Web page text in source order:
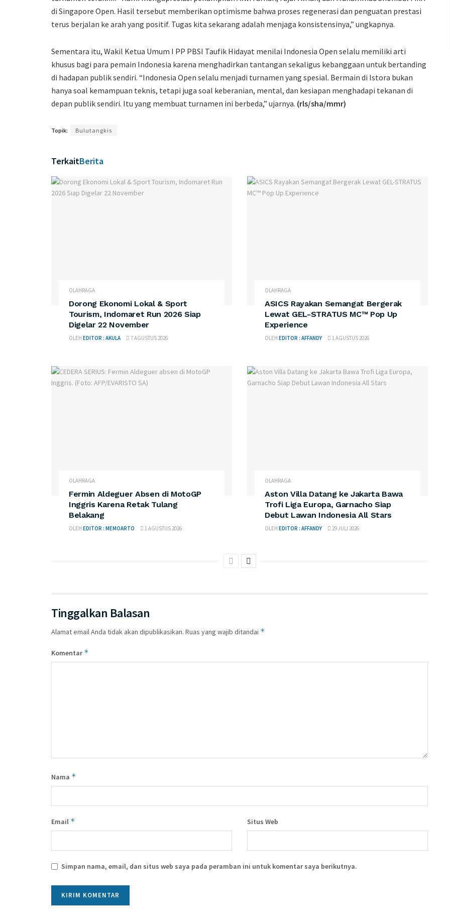
di Singapore Open. Hasil tersebut memberikan optimisme bahwa proses regenerasi dan penguatan prestasi
terus berjalan ke arah yang positif. Tugas kita sekarang adalah menjaga konsistensinya,” ungkapnya.
Sementara itu, Wakil Ketua Umum I PP PBSI Taufik Hidayat menilai Indonesia Open selalu memiliki arti
khusus bagi para pemain Indonesia karena menghadirkan tantangan sekaligus kebanggaan untuk bertanding
di hadapan publik sendiri. “Indonesia Open selalu menjadi turnamen yang spesial. Bermain di Istora bukan
hanya soal kemampuan teknis, tetapi juga soal keberanian, mental, dan kesiapan menghadapi tekanan di
depan publik sendiri. Itu yang membuat turnamen ini berbeda,” ujarnya. (rls/sha/mmr)
Topik: Bulutangkis
TerkaitBerita
OLAHRAGA
Dorong Ekonomi Lokal & Sport
Tourism, Indomaret Run 2026 Siap
Digelar 22 November
OLEH EDITOR : AKULA 7 AGUSTUS 2026
OLAHRAGA
ASICS Rayakan Semangat Bergerak
Lewat GEL-STRATUS MC™ Pop Up
Experience
OLEH EDITOR : AFFANDY 1 AGUSTUS 2026
OLAHRAGA
Fermin Aldeguer Absen di MotoGP
Inggris Karena Retak Tulang
Belakang
OLEH EDITOR : MEMOARTO 1 AGUSTUS 2026
OLAHRAGA
Aston Villa Datang ke Jakarta Bawa
Trofi Liga Europa, Garnacho Siap
Debut Lawan Indonesia All Stars
OLEH EDITOR : AFFANDY 29 JULI 2026
Tinggalkan Balasan
Alamat email Anda tidak akan dipublikasikan. Ruas yang wajib ditandai *
Komentar*
Nama *
Email * Situs Web
Simpan nama, email, dan situs web saya pada peramban ini untuk komentar saya berikutnya.